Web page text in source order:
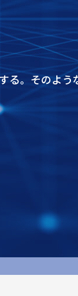
。そのよう